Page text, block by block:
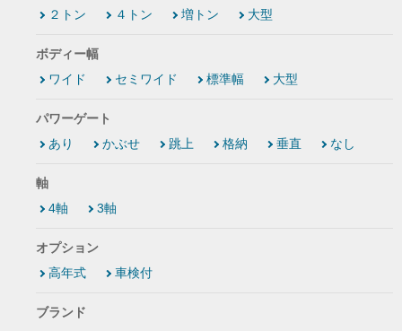
２トン
４トン 増トン 大型
ボディー幅
ワイド
セミワイド 標準幅 大型
パワーゲート
あり
かぶせ 跳上 格納 垂直 なし
軸
4軸
3軸
オプション
高年式
車検付
ブランド